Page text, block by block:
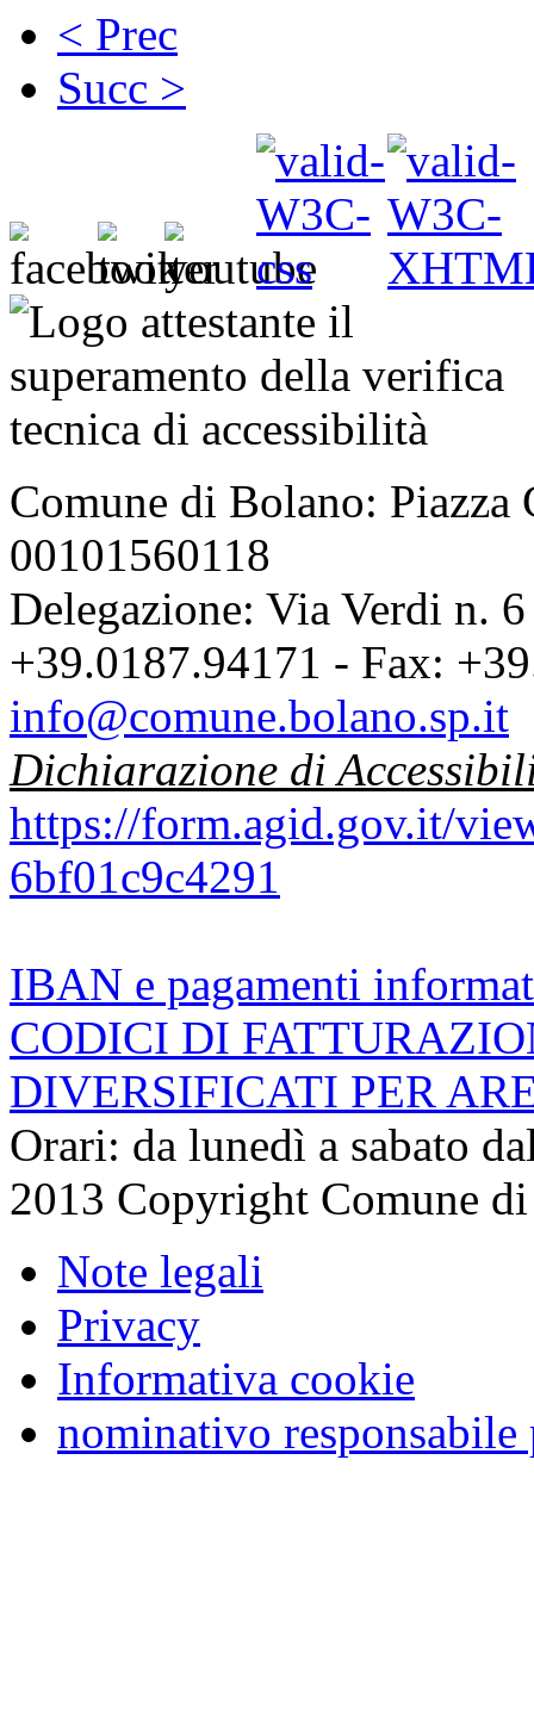
< Prec
Succ >
Comune di Bolano:
00101560118
Delegazione: Via Verdi n.
+39.0187.94171 - Fax:
info@comune.bolano.sp.it
Dichiarazione di
https://form.agid.gov.it/
6bf01c9c4291
IBAN e pagamenti
CODICI DI
DIVERSIFICATI PER
Orari: da lunedì a sabato
2013 Copyright Comune
Note legali
Privacy
Informativa cookie
nominativo